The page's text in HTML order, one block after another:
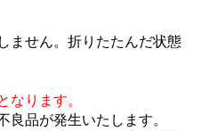
ません。折りたたんだ状態
なります。
良品が発生いたします。